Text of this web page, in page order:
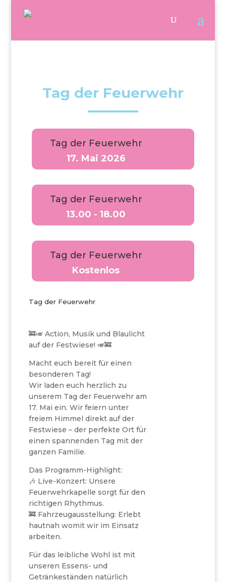
Tag der Feuerwehr
Tag der Feuerwehr
17. Mai 2026
Tag der Feuerwehr
13.00 - 18.00
Tag der Feuerwehr
Kostenlos
Tag der Feuerwehr
🚒🎺 Action, Musik und Blaulicht
auf der Festwiese! 🎺🚒
Macht euch bereit für einen
besonderen Tag!
Wir laden euch herzlich zu
unserem Tag der Feuerwehr am
17. Mai ein. Wir feiern unter
freiem Himmel direkt auf der
Festwiese – der perfekte Ort für
einen spannenden Tag mit der
ganzen Familie.
Das Programm-Highlight:
🎶 Live-Konzert: Unsere
Feuerwehrkapelle sorgt für den
richtigen Rhythmus.
🚒 Fahrzeugausstellung: Erlebt
hautnah womit wir im Einsatz
arbeiten.
Für das leibliche Wohl ist mit
unseren Essens- und
Getränkeständen natürlich